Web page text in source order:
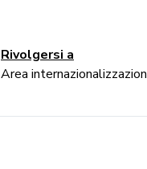
Rivolgersi a
Area